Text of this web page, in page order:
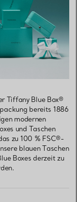
Tiffany Blue Box®
bereits 1886
modernen
und Taschen
zu 100 % FSC®-
blauen Taschen
Boxes derzeit zu